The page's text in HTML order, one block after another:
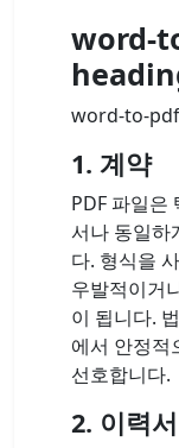
word-
word-to-
1. 계약
PDF 파일은
서나 동일하
다. 형식을
우발적이거
이 됩니다.
에서 안정적
선호합니다.
2. 이력서